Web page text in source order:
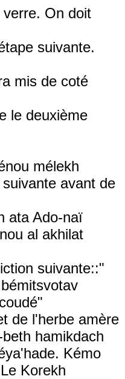
On doit
suivante.
mis de coté
le deuxième
mélekh
avant de
ata Ado-naï
al akhilat
suivante::"
de l'herbe amère
hamikdach
Kémo
Korekh